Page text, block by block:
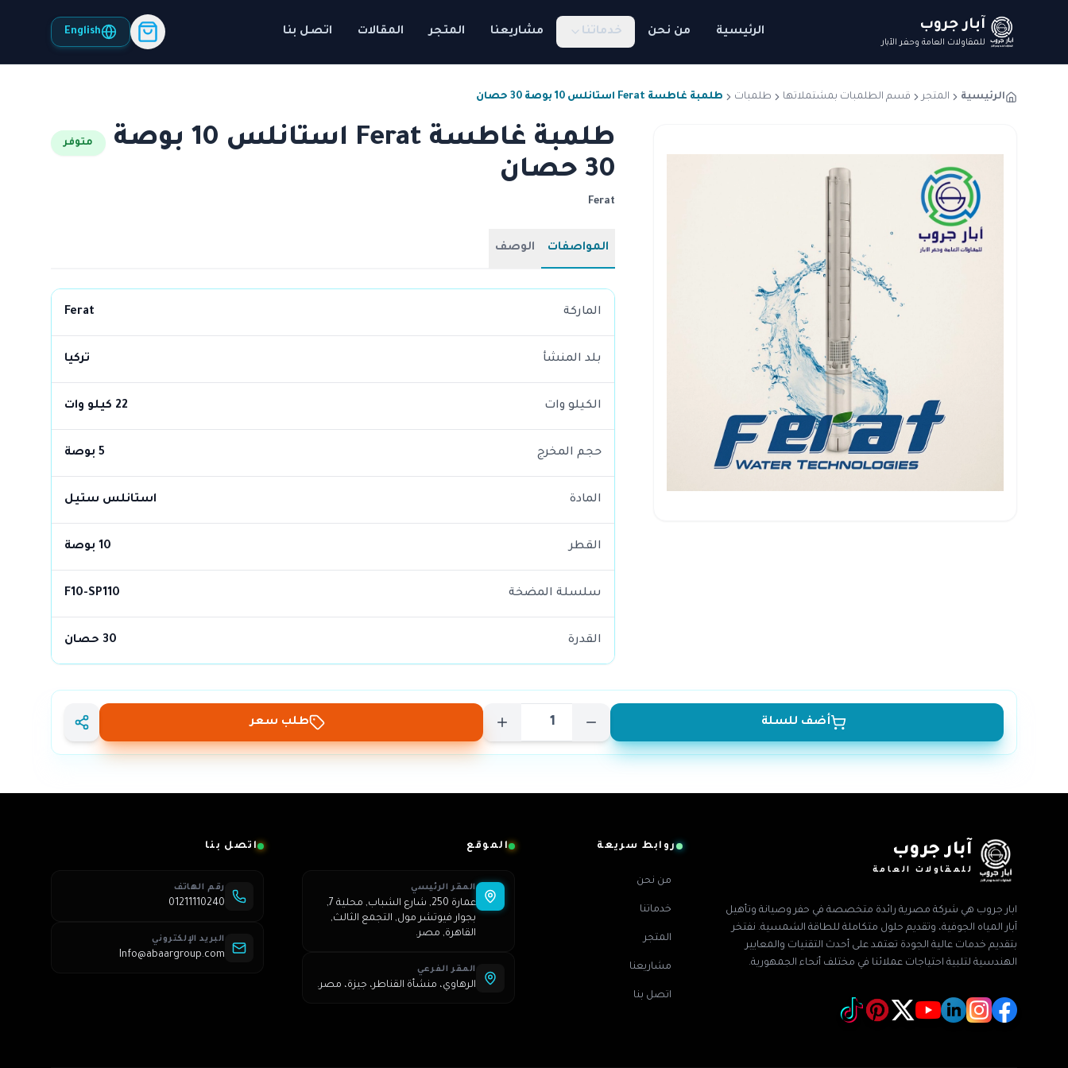
آبار جروب
للمقاولات العامة وحفر الآبار
الرئيسية من نحن خدماتنا مشاريعنا المتجر المقالات اتصل بنا English
الرئيسية المتجر قسم الطلمبات بمشتملاتها طلمبات طلمبة غاطسة Ferat استانلس 10 بوصة 30 حصان
طلمبة غاطسة Ferat استانلس 10 بوصة
30 حصان
متوفر
Ferat
المواصفات الوصف
الماركة Ferat
بلد المنشأ تركيا
الكيلو وات 22 كيلو وات
حجم المخرج 5 بوصة
المادة استانلس ستيل
القطر 10 بوصة
سلسلة المضخة F10-SP110
القدرة 30 حصان
طلب سعر أضف للسلة
آبار جروب
للمقاولات العامة
ابار جروب هي شركة مصرية رائدة متخصصة في حفر وصيانة وتأهيل
آبار المياه الجوفية، وتقديم حلول متكاملة للطاقة الشمسية. نفتخر
بتقديم خدمات عالية الجودة تعتمد على أحدث التقنيات والمعايير
الهندسية لتلبية احتياجات عملائنا في مختلف أنحاء الجمهورية.
روابط سريعة
من نحن
خدماتنا
المتجر
مشاريعنا
اتصل بنا
الموقع
المقر الرئيسي
عمارة 250, شارع الشباب, محلية 7,
بجوار فيوتشر مول, التجمع الثالث,
القاهرة, مصر.
المقر الفرعي
الرهاوي، منشأة القناطر، جيزة، مصر.
اتصل بنا
رقم الهاتف
01211110240
البريد الإلكتروني
Info@abaargroup.com